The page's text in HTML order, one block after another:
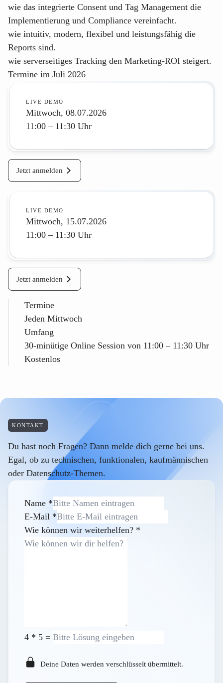
wie das integrierte Consent und Tag Management die
Implementierung und Compliance vereinfacht.
wie intuitiv, modern, flexibel und leistungsfähig die
Reports sind.
wie serverseitiges Tracking den Marketing-ROI steigert.
Termine im Juli 2026
LIVE DEMO
Mittwoch, 08.07.2026
11:00 – 11:30 Uhr
Jetzt anmelden
LIVE DEMO
Mittwoch, 15.07.2026
11:00 – 11:30 Uhr
Jetzt anmelden
Termine
Jeden Mittwoch
Umfang
30-minütige Online Session von 11:00 – 11:30 Uhr
Kostenlos
KONTAKT
Du hast noch Fragen? Dann melde dich gerne bei uns.
Egal, ob zu technischen, funktionalen, kaufmännischen
oder Datenschutz-Themen.
Name *
E-Mail *
Wie können wir weiterhelfen? *
4 * 5 =
Deine Daten werden verschlüsselt übermittelt.